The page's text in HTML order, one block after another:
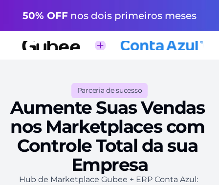
50% OFF nos dois primeiros meses
Parceria de sucesso
Aumente Suas Vendas
nos Marketplaces com
Controle Total da sua
Empresa
Hub de Marketplace Gubee + ERP Conta Azul: